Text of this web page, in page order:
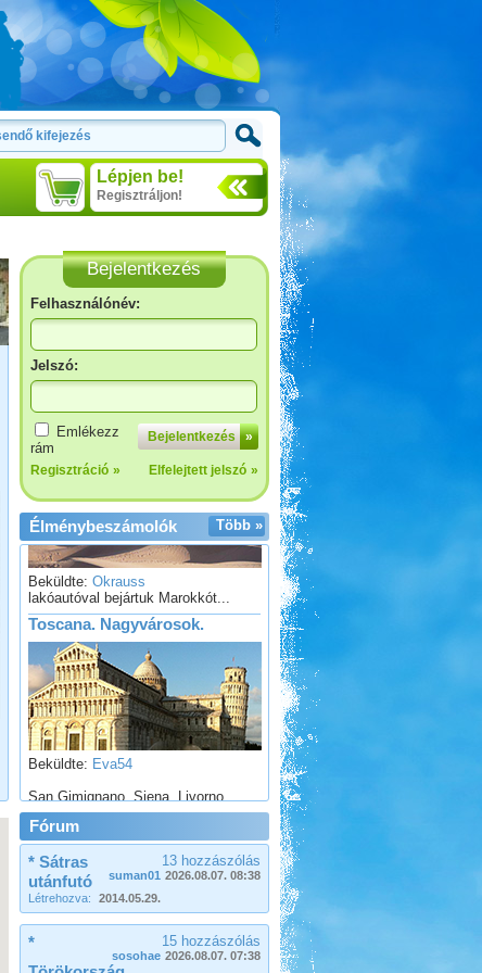
Lépjen be!
Regisztráljon!
Bejelentkezés
Felhasználónév:
Jelszó:
Bejelentkezés »
Emlékezz
rám
Regisztráció » Elfelejtett jelszó »
Több »
Élménybeszámolók
Marokkóban jártunk
Beküldte:Okrauss
lakóautóval bejártuk Marokkót...
Toscana. Nagyvárosok.
Beküldte:Eva54
Cecina, Pisa, Lucca, Firenze. stb.
Afrikai Mercedes Unimóka
lakóautóval
Fórum
13 hozzászólás
suman01 2026.08.07. 08:38
* Sátras
utánfutó
Létrehozva: 2014.05.29.
15 hozzászólás
sosohae 2026.08.07. 07:38
*